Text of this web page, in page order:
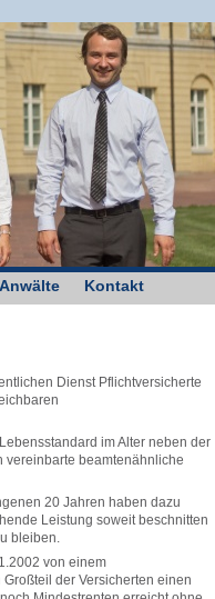
Anwälte Kontakt
Dienst Pflichtversicherte
im Alter neben der
vereinbarte beamtenähnliche
20 Jahren haben dazu
Leistung soweit beschnitten
bleiben.
von einem
der Versicherten einen